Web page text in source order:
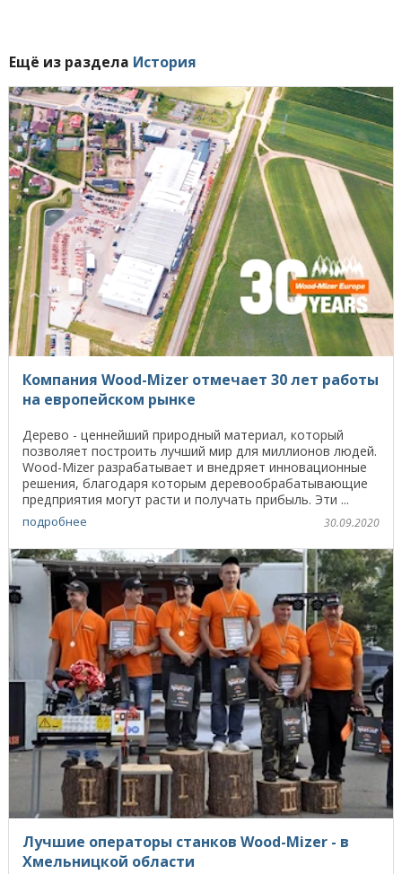
Ещё из раздела История
Компания Wood-Mizer отмечает 30 лет работы
на европейском рынке
Дерево - ценнейший природный материал, который
позволяет построить лучший мир для миллионов людей.
Wood-Mizer разрабатывает и внедряет инновационные
решения, благодаря которым деревообрабатывающие
предприятия могут расти и получать прибыль. Эти ...
подробнее 30.09.2020
Лучшие операторы станков Wood-Mizer - в
Хмельницкой области